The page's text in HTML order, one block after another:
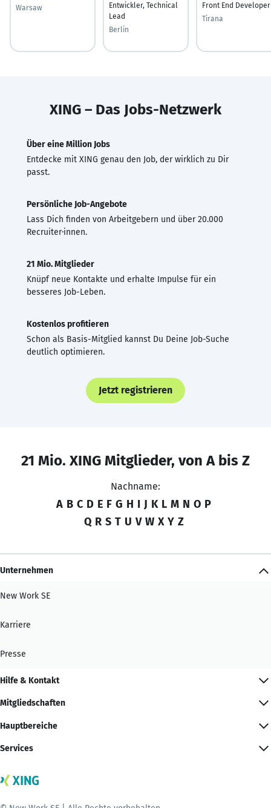
Warsaw
Entwickler, Technical
Lead
Berlin
Front End Developer
Tirana
XING – Das Jobs-Netzwerk
Über eine Million Jobs
Entdecke mit XING genau den Job, der wirklich zu Dir
passt.
Persönliche Job-Angebote
Lass Dich finden von Arbeitgebern und über 20.000
Recruiter·innen.
21 Mio. Mitglieder
Knüpf neue Kontakte und erhalte Impulse für ein
besseres Job-Leben.
Kostenlos profitieren
Schon als Basis-Mitglied kannst Du Deine Job-Suche
deutlich optimieren.
Jetzt registrieren
21 Mio. XING Mitglieder, von A bis Z
Nachname:
A B C D E F G H I J K L M N O P
Q R S T U V W X Y Z
Unternehmen
New Work SE
Karriere
Presse
Hilfe & Kontakt
Mitgliedschaften
Hauptbereiche
Services